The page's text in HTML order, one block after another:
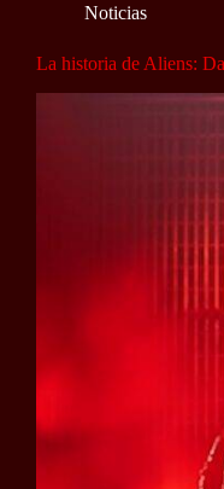
Noticias
La historia de Aliens: